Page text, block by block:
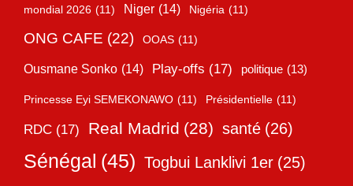
mondial 2026 (11) Niger (14) Nigéria (11)
ONG CAFE (22) OOAS (11)
Ousmane Sonko (14) Play-offs (17) politique (13)
Princesse Eyi SEMEKONAWO (11) Présidentielle (11)
RDC (17) Real Madrid (28) santé (26)
Sénégal (45) Togbui Lanklivi 1er (25)